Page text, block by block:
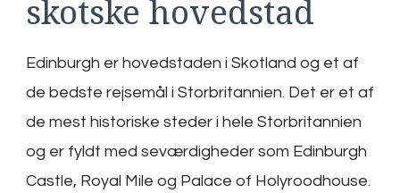
skotske hovedstad
Edinburgh er hovedstaden i Skotland og et af
de bedste rejsemål i Storbritannien. Det er et af
de mest historiske steder i hele Storbritannien
og er fyldt med seværdigheder som Edinburgh
Castle, Royal Mile og Palace of Holyroodhouse.